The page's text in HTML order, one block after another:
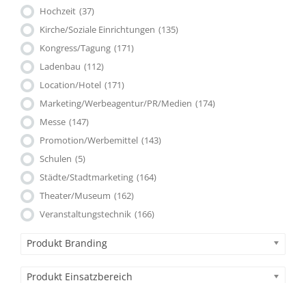
Hochzeit (37)
Kirche/Soziale Einrichtungen (135)
Kongress/Tagung (171)
Ladenbau (112)
Location/Hotel (171)
Marketing/Werbeagentur/PR/Medien (174)
Messe (147)
Promotion/Werbemittel (143)
Schulen (5)
Städte/Stadtmarketing (164)
Theater/Museum (162)
Veranstaltungstechnik (166)
Produkt Branding
Produkt Einsatzbereich